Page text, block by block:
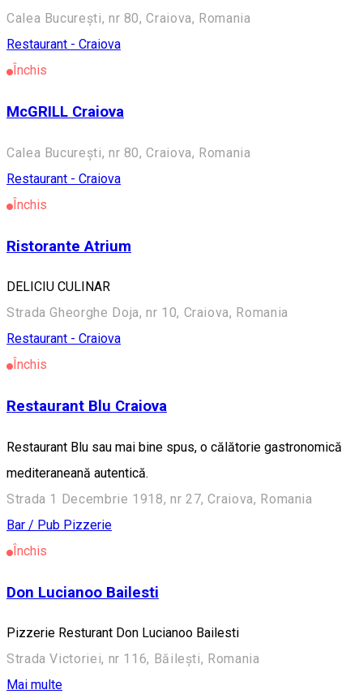
Calea București, nr 80, Craiova, Romania
Restaurant - Craiova
Închis
McGRILL Craiova
Calea București, nr 80, Craiova, Romania
Restaurant - Craiova
Închis
Ristorante Atrium
DELICIU CULINAR
Strada Gheorghe Doja, nr 10, Craiova, Romania
Restaurant - Craiova
Închis
Restaurant Blu Craiova
Restaurant Blu sau mai bine spus, o călătorie gastronomică
mediteraneană autentică.
Strada 1 Decembrie 1918, nr 27, Craiova, Romania
Bar / Pub Pizzerie
Închis
Don Lucianoo Bailesti
Pizzerie Resturant Don Lucianoo Bailesti
Strada Victoriei, nr 116, Băilești, Romania
Mai multe